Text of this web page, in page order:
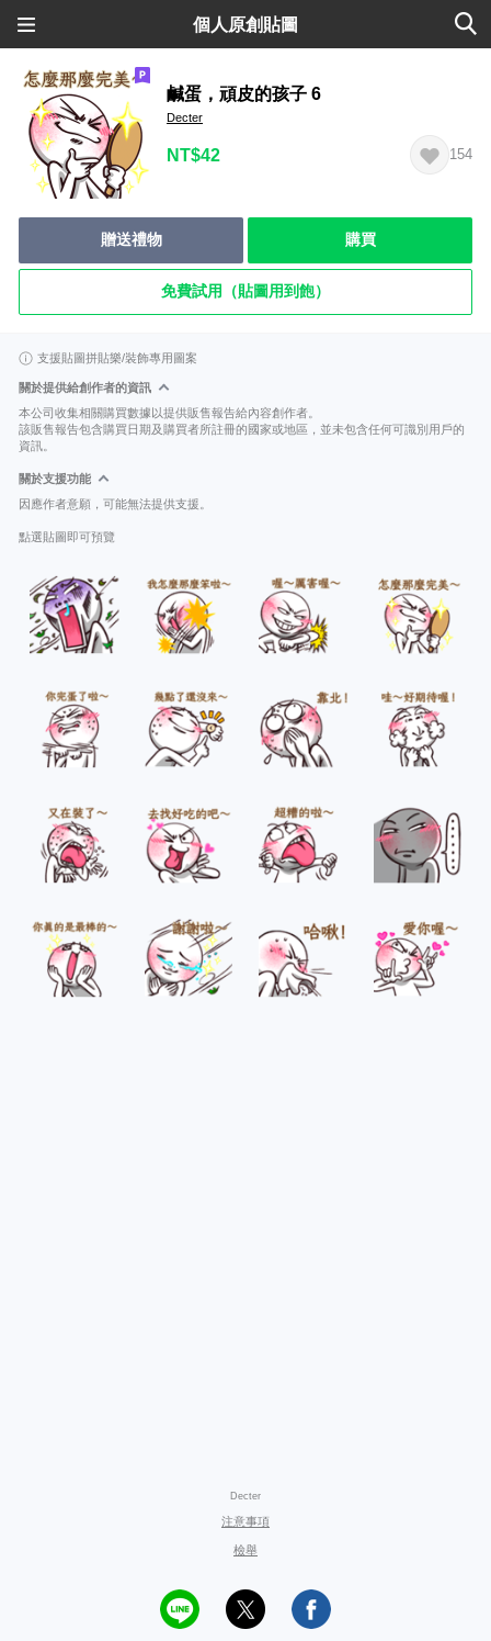
個人原創貼圖
鹹蛋，頑皮的孩子 6
Decter
NT$42 154
贈送禮物 購買
免費試用（貼圖用到飽）
支援貼圖拼貼樂/裝飾專用圖案
關於提供給創作者的資訊
本公司收集相關購買數據以提供販售報告給內容創作者。
該販售報告包含購買日期及購買者所註冊的國家或地區，並未包含任何可識別用戶的
資訊。
關於支援功能
因應作者意願，可能無法提供支援。
點選貼圖即可預覽
Decter
注意事項
檢舉